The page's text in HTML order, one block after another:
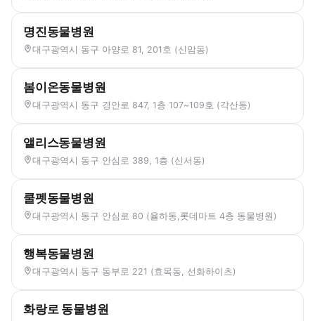
명진동물병원
대구광역시 동구 아양로 81, 201호 (신암동)
봄이온동물병원
대구광역시 동구 경안로 847, 1층 107~109호 (각산동)
앨리스동물병원
대구광역시 동구 안심로 389, 1층 (신서동)
쿨펫동물병원
대구광역시 동구 안심로 80 (율하동,롯데마트 4층 동물병원)
행복동물병원
대구광역시 동구 동부로 221 (효목동, 선화하이츠)
화랑로 동물병원